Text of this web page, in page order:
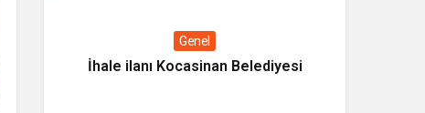
Genel
İhale ilanı Kocasinan Belediyesi